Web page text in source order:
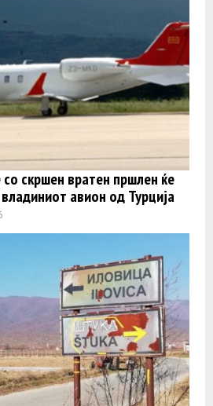
скршен вратен пршлен ќе
авион од Турција